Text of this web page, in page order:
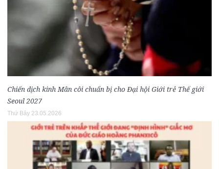
Chiến dịch kinh Mân côi chuẩn bị cho Đại hội Giới trẻ Thế giới
Seoul 2027
Thứ Bảy 23.05.2026